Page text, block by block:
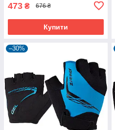
473 ₴ 676 ₴
Купити
–30%